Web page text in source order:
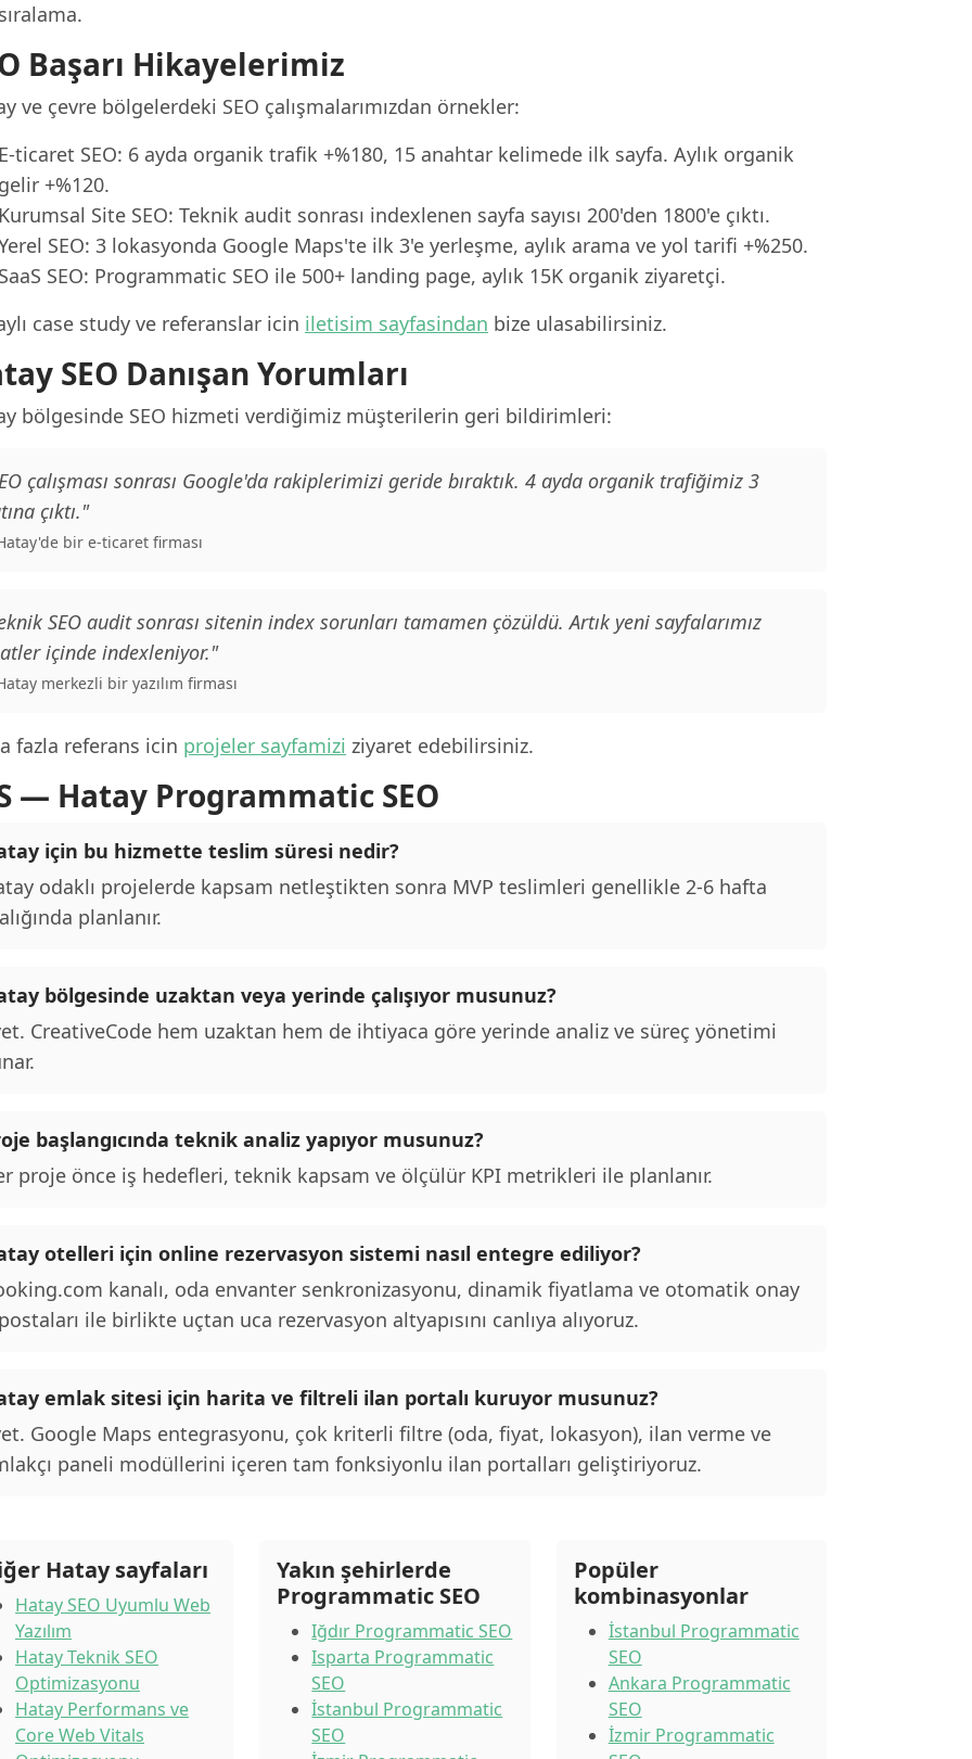
sıralama.
Başarı Hikayelerimiz
ve çevre bölgelerdeki SEO çalışmalarımızdan örnekler:
E-ticaret SEO: 6 ayda organik trafik +%180, 15 anahtar kelimede ilk sayfa. Aylık organik
gelir +%120.
Kurumsal Site SEO: Teknik audit sonrası indexlenen sayfa sayısı 200'den 1800'e çıktı.
SEO: 3 lokasyonda Google Maps'te ilk 3'e yerleşme, aylık arama ve yol tarifi +%250.
SaaS SEO: Programmatic SEO ile 500+ landing page, aylık 15K organik ziyaretçi.
case study ve referanslar icin iletisim sayfasindan bize ulasabilirsiniz.
SEO Danışan Yorumları
bölgesinde SEO hizmeti verdiğimiz müşterilerin geri bildirimleri:
çalışması sonrası Google'da rakiplerimizi geride bıraktık. 4 ayda organik trafiğimiz 3
çıktı."
bir e-ticaret firması
SEO audit sonrası sitenin index sorunları tamamen çözüldü. Artık yeni sayfalarımız
içinde indexleniyor."
merkezli bir yazılım firması
fazla referans icin projeler sayfamizi ziyaret edebilirsiniz.
— Hatay Programmatic SEO
için bu hizmette teslim süresi nedir?
odaklı projelerde kapsam netleştikten sonra MVP teslimleri genellikle 2-6 hafta
planlanır.
bölgesinde uzaktan veya yerinde çalışıyor musunuz?
CreativeCode hem uzaktan hem de ihtiyaca göre yerinde analiz ve süreç yönetimi
başlangıcında teknik analiz yapıyor musunuz?
proje önce iş hedefleri, teknik kapsam ve ölçülür KPI metrikleri ile planlanır.
otelleri için online rezervasyon sistemi nasıl entegre ediliyor?
kanalı, oda envanter senkronizasyonu, dinamik fiyatlama ve otomatik onay
ile birlikte uçtan uca rezervasyon altyapısını canlıya alıyoruz.
emlak sitesi için harita ve filtreli ilan portalı kuruyor musunuz?
Google Maps entegrasyonu, çok kriterli filtre (oda, fiyat, lokasyon), ilan verme ve
paneli modüllerini içeren tam fonksiyonlu ilan portalları geliştiriyoruz.
Hatay sayfaları
Hatay SEO Uyumlu Web
Yazılım
Hatay Teknik SEO
Optimizasyonu
Hatay Performans ve
Core Web Vitals
Yakın şehirlerde
Programmatic SEO
Iğdır Programmatic SEO
Isparta Programmatic
SEO
İstanbul Programmatic
SEO
Popüler
kombinasyonlar
İstanbul Programmatic
SEO
Ankara Programmatic
SEO
İzmir Programmatic